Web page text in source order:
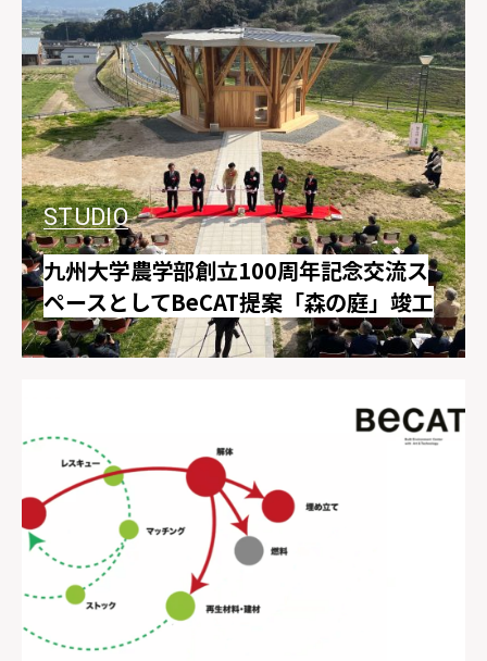
STUDIO
九州大学農学部創立100周年記念交流ス
ペースとしてBeCAT提案「森の庭」竣工